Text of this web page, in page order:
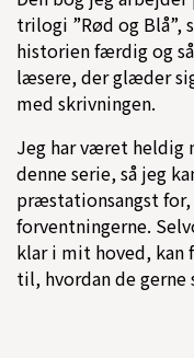
trilogi ”Rød og Blå”,
historien færdig og
læsere, der glæder
med skrivningen.
Jeg har været heldig
denne serie, så jeg
præstationsangst
forventningerne.
klar i mit hoved, kan
til, hvordan de gerne